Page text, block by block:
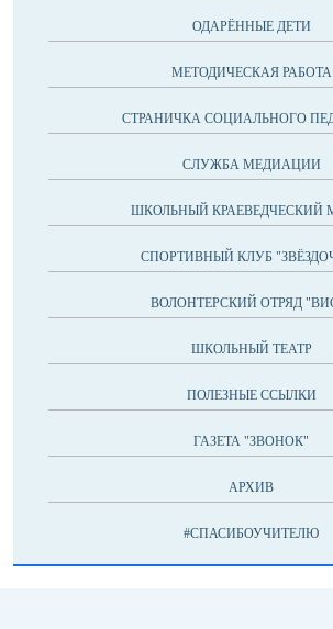
ОДАРЁННЫЕ ДЕТИ
МЕТОДИЧЕСКАЯ РАБОТА
СТРАНИЧКА СОЦИАЛЬНОГО
СЛУЖБА МЕДИАЦИИ
ШКОЛЬНЫЙ КРАЕВЕДЧЕСКИЙ
СПОРТИВНЫЙ КЛУБ
ВОЛОНТЕРСКИЙ ОТРЯД
ШКОЛЬНЫЙ ТЕАТР
ПОЛЕЗНЫЕ ССЫЛКИ
ГАЗЕТА "ЗВОНОК"
АРХИВ
#СПАСИБОУЧИТЕЛЮ